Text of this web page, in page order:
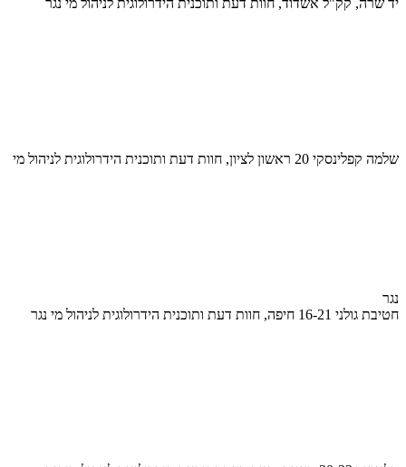
שלמה קפלינסקי 20 ראשון לציון, חוות דעת ותוכנית הידרולוגית לניהול מי
נגר
חטיבת גולני 16-21 חיפה, חוות דעת ותוכנית הידרולוגית לניהול מי נגר